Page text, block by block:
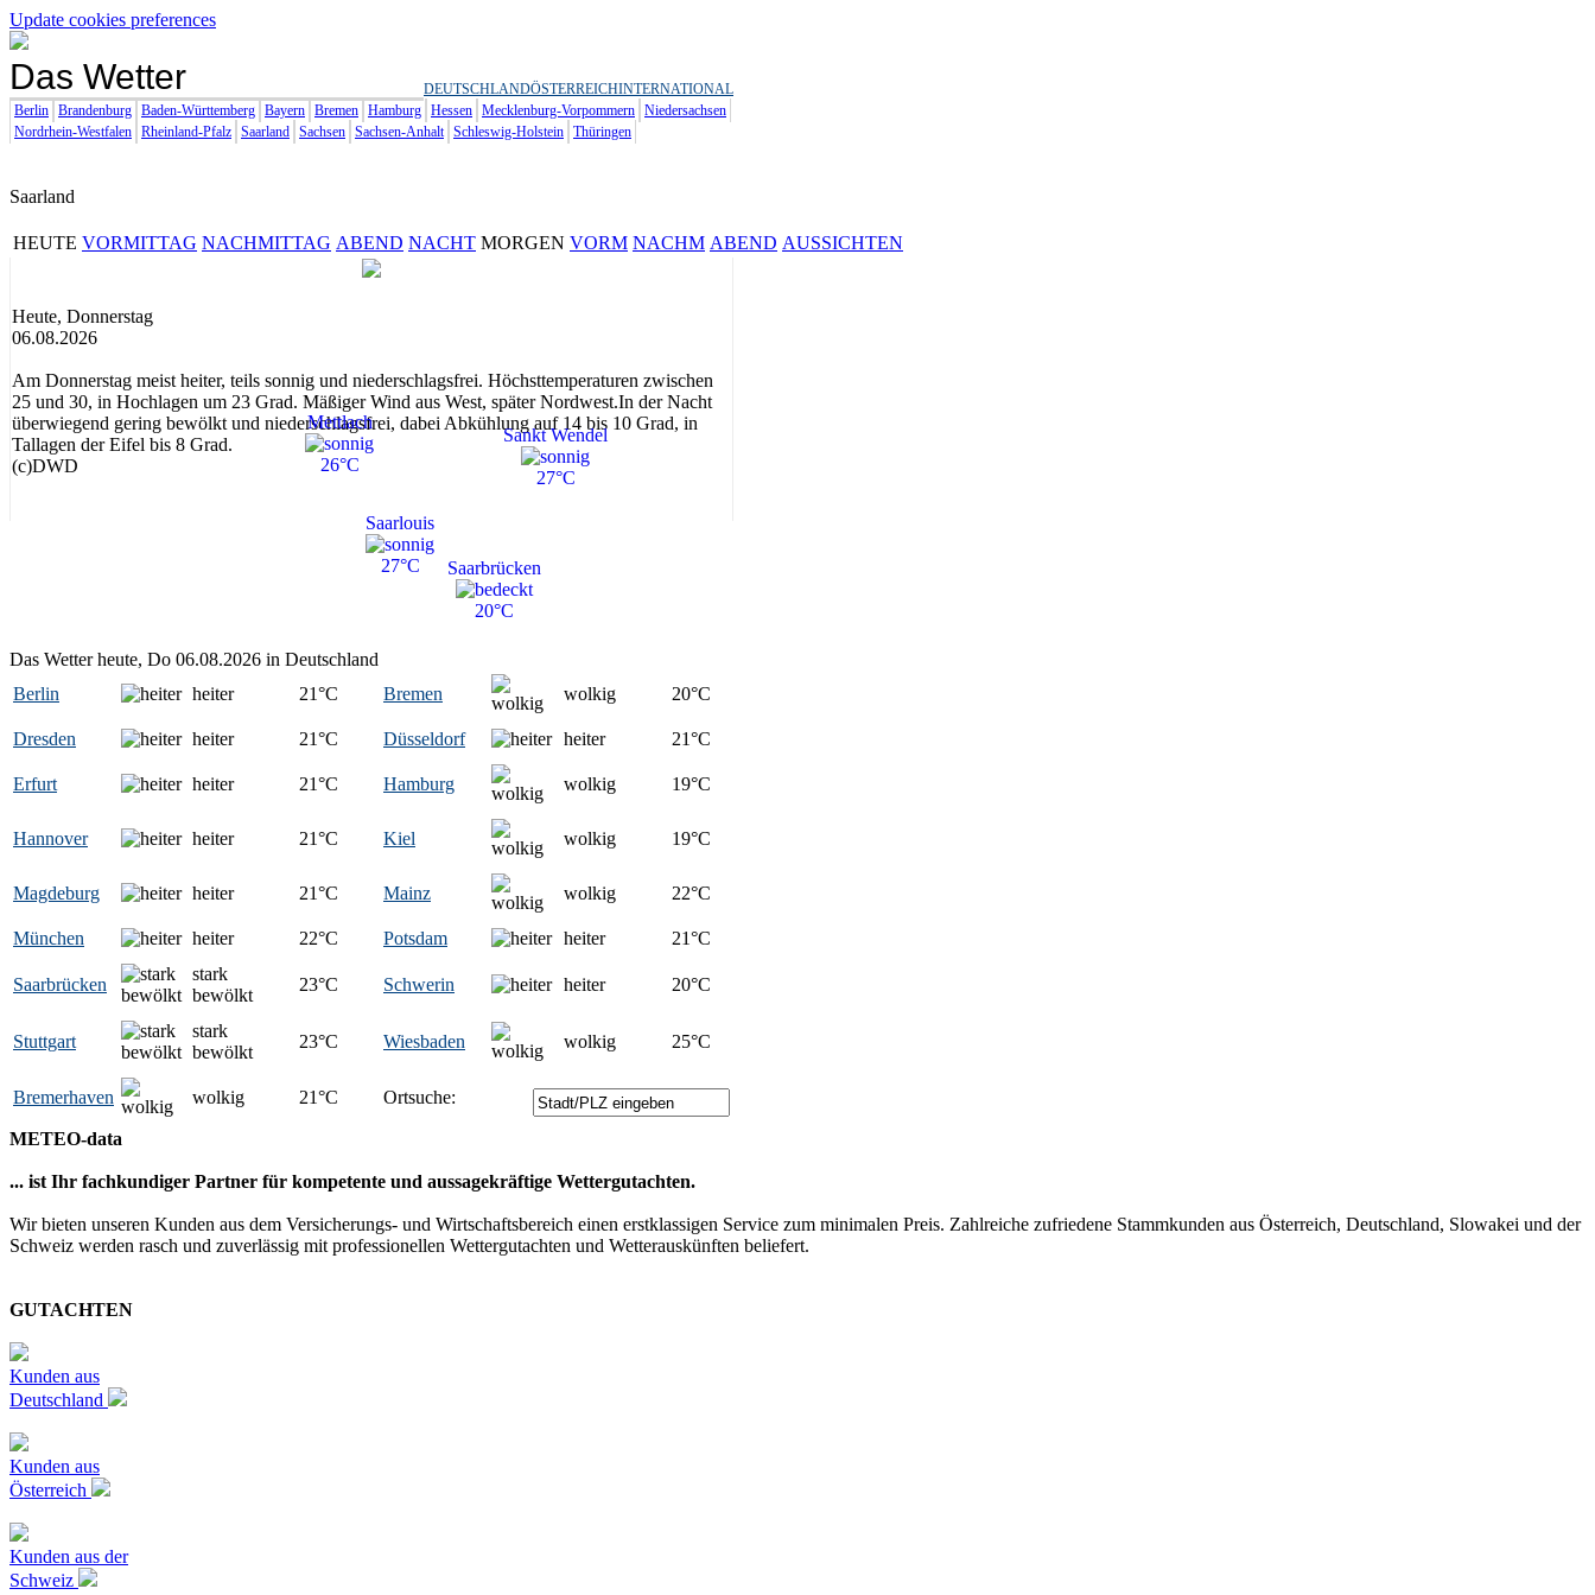
Update cookies preferences
Das Wetter DEUTSCHLANDÖSTERREICHINTERNATIONAL
Berlin Brandenburg Baden-Württemberg Bayern Bremen Hamburg Hessen Mecklenburg-Vorpommern Niedersachsen
Nordrhein-Westfalen Rheinland-Pfalz Saarland Sachsen Sachsen-Anhalt Schleswig-Holstein Thüringen
Saarland
HEUTE VORMITTAG NACHMITTAG ABEND NACHT MORGEN VORM NACHM ABEND AUSSICHTEN
Saarbrücken
20°C
Mettlach
26°C
Sankt Wendel
27°C
Saarlouis
27°C
Heute, Donnerstag
06.08.2026
Am Donnerstag meist heiter, teils sonnig und niederschlagsfrei. Höchsttemperaturen zwischen
25 und 30, in Hochlagen um 23 Grad. Mäßiger Wind aus West, später Nordwest.In der Nacht
überwiegend gering bewölkt und niederschlagsfrei, dabei Abkühlung auf 14 bis 10 Grad, in
Tallagen der Eifel bis 8 Grad.
(c)DWD
Das Wetter heute, Do 06.08.2026 in Deutschland
Berlin
heiter 21°C Bremen wolkig 20°C
Dresden heiter 21°C Düsseldorf heiter 21°C
Erfurt heiter 21°C Hamburg wolkig 19°C
Hannover heiter 21°C Kiel wolkig 19°C
Magdeburg heiter 21°C Mainz wolkig 22°C
München heiter 22°C Potsdam heiter 21°C
Saarbrücken
stark
bewölkt
23°C Schwerin heiter 20°C
Stuttgart
stark
bewölkt
23°C Wiesbaden wolkig 25°C
Bremerhaven wolkig 21°C Ortsuche:
METEO-data
... ist Ihr fachkundiger Partner für kompetente und aussagekräftige Wettergutachten.
Wir bieten unseren Kunden aus dem Versicherungs- und Wirtschaftsbereich einen erstklassigen Service zum minimalen Preis. Zahlreiche zufriedene Stammkunden aus Österreich, Deutschland, Slowakei und der
Schweiz werden rasch und zuverlässig mit professionellen Wettergutachten und Wetterauskünften beliefert.
GUTACHTEN
Kunden aus
Deutschland
Kunden aus
Österreich
Kunden aus der
Schweiz